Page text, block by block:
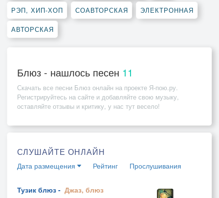
РЭП, ХИП-ХОП СОАВТОРСКАЯ ЭЛЕКТРОННАЯ
АВТОРСКАЯ
Блюз - нашлось песен 11
Скачать все песни Блюз онлайн на проекте Я-пою.ру.
Регистрируйтесь на сайте и добавляйте свою музыку,
оставляйте отзывы и критику, у нас тут весело!
СЛУШАЙТЕ ОНЛАЙН
Дата размещения Рейтинг Прослушивания
Тузик блюз - Джаз, блюз